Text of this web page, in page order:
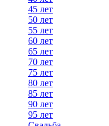
45 лет
50 лет
55 лет
60 лет
65 лет
70 лет
75 лет
80 лет
85 лет
90 лет
95 лет